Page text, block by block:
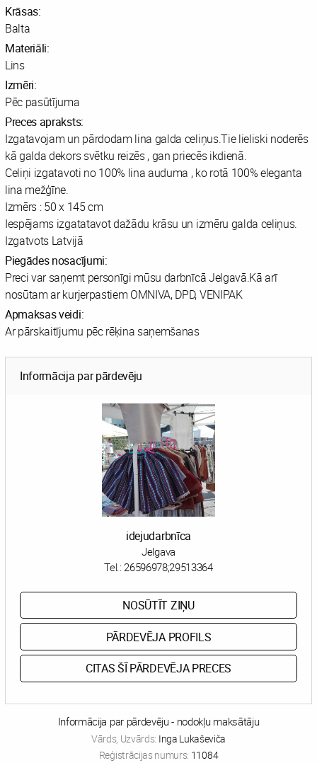
Krāsas:
Balta
Materiāli:
Lins
Izmēri:
Pēc pasūtījuma
Preces apraksts:
Izgatavojam un pārdodam lina galda celiņus.Tie lieliski noderēs
kā galda dekors svētku reizēs , gan priecēs ikdienā.
Celiņi izgatavoti no 100% lina auduma , ko rotā 100% eleganta
lina mežģīne.
Izmērs : 50 x 145 cm
Iespējams izgatatavot dažādu krāsu un izmēru galda celiņus.
Izgatvots Latvijā
Piegādes nosacījumi:
Preci var saņemt personīgi mūsu darbnīcā Jelgavā.Kā arī
nosūtam ar kurjerpastiem OMNIVA, DPD, VENIPAK
Apmaksas veidi:
Ar pārskaitījumu pēc rēķina saņemšanas
Informācija par pārdevēju
idejudarbnīca
Jelgava
Tel.:26596978;29513364
NOSŪTĪT ZIŅU
PĀRDEVĒJA PROFILS
CITAS ŠĪ PĀRDEVĒJA PRECES
Informācija par pārdevēju - nodokļu maksātāju
Vārds, Uzvārds: Inga Lukaševiča
Reģistrācijas numurs: 11084